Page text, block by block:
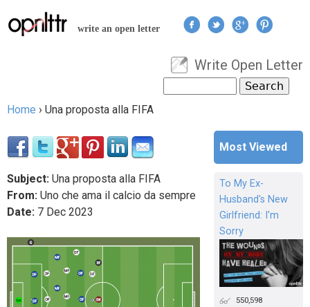
Jump to navigation
write an open letter
User menu
Write Open Letter
Search form
Home › Una proposta alla FIFA
Subject: Una proposta alla FIFA
From: Uno che ama il calcio da sempre
Date: 7 Dec 2023
Most Viewed
To My Ex-
Husband's New
Girlfriend: I'm
Sorry
550,598